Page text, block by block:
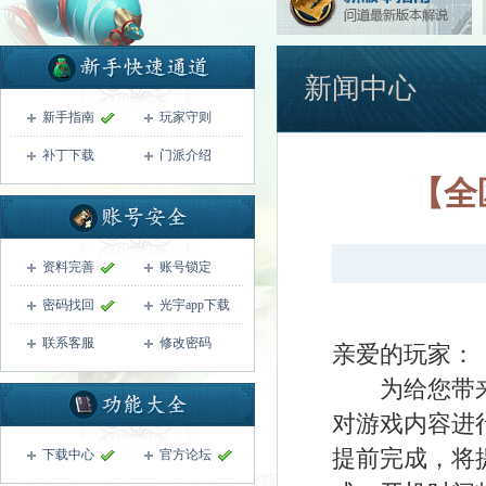
新手指南 玩家守则
补丁下载 门派介绍
资料完善 账号锁定
密码找回 光宇app下载
联系客服 修改密码
下载中心 官方论坛
新闻中心
【
亲爱的玩家：
为给您带来
对游戏内容进
提前完成，将